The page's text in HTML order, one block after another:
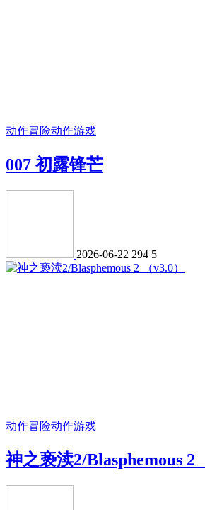
动作冒险动作游戏
007 初露锋芒
2026-06-22 294 5
动作冒险动作游戏
神之亵渎2/Blasphemous 2